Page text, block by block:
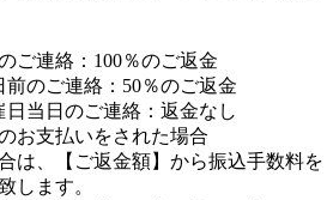
ご連絡：100％のご返金
前のご連絡：50％のご返金
日当日のご連絡：返金なし
お支払いをされた場合
は、【ご返金額】から振込手数料を
します。